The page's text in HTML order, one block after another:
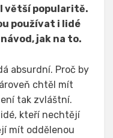
větší popularitě.
používat i lidé
jak na to.
absurdní. Proč by
chtěl mít
tak zvláštní.
kteří nechtějí
mít oddělenou